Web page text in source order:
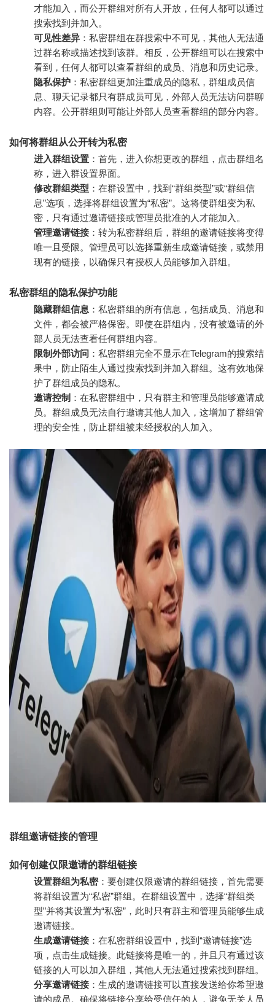
才能加入，而公开群组对所有人开放，任何人都可以通过
搜索找到并加入。
可见性差异 ：私密群组在群搜索中不可见，其他人无法通
过群名称或描述找到该群。相反，公开群组可以在搜索中
看到，任何人都可以查看群组的成员、消息和历史记录。
隐私保护 ：私密群组更加注重成员的隐私，群组成员信
息、聊天记录都只有群成员可见，外部人员无法访问群聊
内容。公开群组则可能让外部人员查看群组的部分内容。
如何将群组从公开转为私密
进入群组设置 ：首先，进入你想更改的群组，点击群组名
称，进入群设置界面。
修改群组类型 ：在群设置中，找到“群组类型”或“群组信
息”选项，选择将群组设置为“私密”。这将使群组变为私
密，只有通过邀请链接或管理员批准的人才能加入。
管理邀请链接 ：转为私密群组后，群组的邀请链接将变得
唯一且受限。管理员可以选择重新生成邀请链接，或禁用
现有的链接，以确保只有授权人员能够加入群组。
私密群组的隐私保护功能
隐藏群组信息 ：私密群组的所有信息，包括成员、消息和
文件，都会被严格保密。即使在群组内，没有被邀请的外
部人员无法查看任何群组内容。
限制外部访问 ：私密群组完全不显示在Telegram的搜索结
果中，防止陌生人通过搜索找到并加入群组。这有效地保
护了群组成员的隐私。
邀请控制 ：在私密群组中，只有群主和管理员能够邀请成
员。群组成员无法自行邀请其他人加入，这增加了群组管
理的安全性，防止群组被未经授权的人加入。
群组邀请链接的管理
如何创建仅限邀请的群组链接
设置群组为私密：要创建仅限邀请的群组链接，首先需要
将群组设置为“私密”群组。在群组设置中，选择“群组类
型”并将其设置为“私密”，此时只有群主和管理员能够生成
邀请链接。
生成邀请链接 ：在私密群组设置中，找到“邀请链接”选
项，点击生成链接。此链接将是唯一的，并且只有通过该
链接的人可以加入群组，其他人无法通过搜索找到群组。
分享邀请链接 ：生成的邀请链接可以直接发送给你希望邀
请的成员。确保将链接分享给受信任的人，避免无关人员